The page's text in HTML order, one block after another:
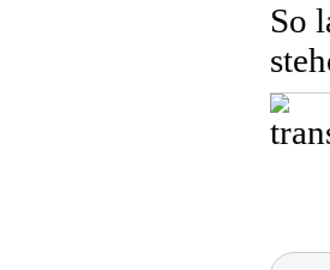
So